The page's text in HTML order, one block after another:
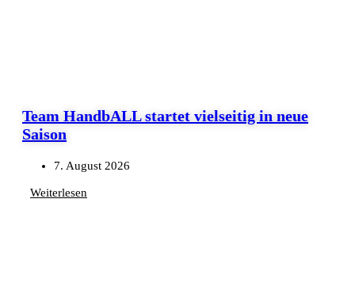
Team HandbALL startet vielseitig in neue
Saison
7. August 2026
Weiterlesen